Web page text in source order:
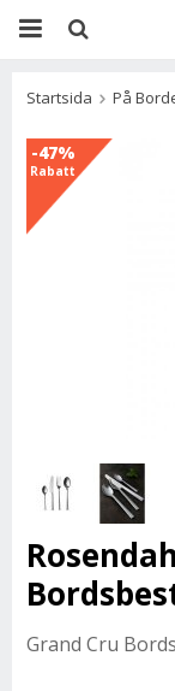
Startsida På
-47%
Rabatt
Grand Cru